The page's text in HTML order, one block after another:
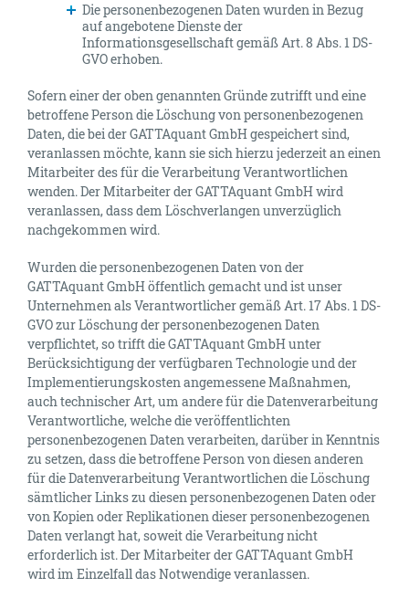
Die personenbezogenen Daten wurden in Bezug
auf angebotene Dienste der
Informationsgesellschaft gemäß Art. 8 Abs. 1 DS-
GVO erhoben.
Sofern einer der oben genannten Gründe zutrifft und eine
betroffene Person die Löschung von personenbezogenen
Daten, die bei der GATTAquant GmbH gespeichert sind,
veranlassen möchte, kann sie sich hierzu jederzeit an einen
Mitarbeiter des für die Verarbeitung Verantwortlichen
wenden. Der Mitarbeiter der GATTAquant GmbH wird
veranlassen, dass dem Löschverlangen unverzüglich
nachgekommen wird.
Wurden die personenbezogenen Daten von der
GATTAquant GmbH öffentlich gemacht und ist unser
Unternehmen als Verantwortlicher gemäß Art. 17 Abs. 1 DS-
GVO zur Löschung der personenbezogenen Daten
verpflichtet, so trifft die GATTAquant GmbH unter
Berücksichtigung der verfügbaren Technologie und der
Implementierungskosten angemessene Maßnahmen,
auch technischer Art, um andere für die Datenverarbeitung
Verantwortliche, welche die veröffentlichten
personenbezogenen Daten verarbeiten, darüber in Kenntnis
zu setzen, dass die betroffene Person von diesen anderen
für die Datenverarbeitung Verantwortlichen die Löschung
sämtlicher Links zu diesen personenbezogenen Daten oder
von Kopien oder Replikationen dieser personenbezogenen
Daten verlangt hat, soweit die Verarbeitung nicht
erforderlich ist. Der Mitarbeiter der GATTAquant GmbH
wird im Einzelfall das Notwendige veranlassen.